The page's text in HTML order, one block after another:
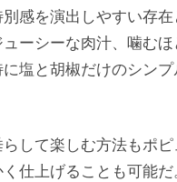
感を演出しやすい存
ーシーな肉汁、噛む
塩と胡椒だけのシン
して楽しむ方法もポ
仕上げることも可能だ